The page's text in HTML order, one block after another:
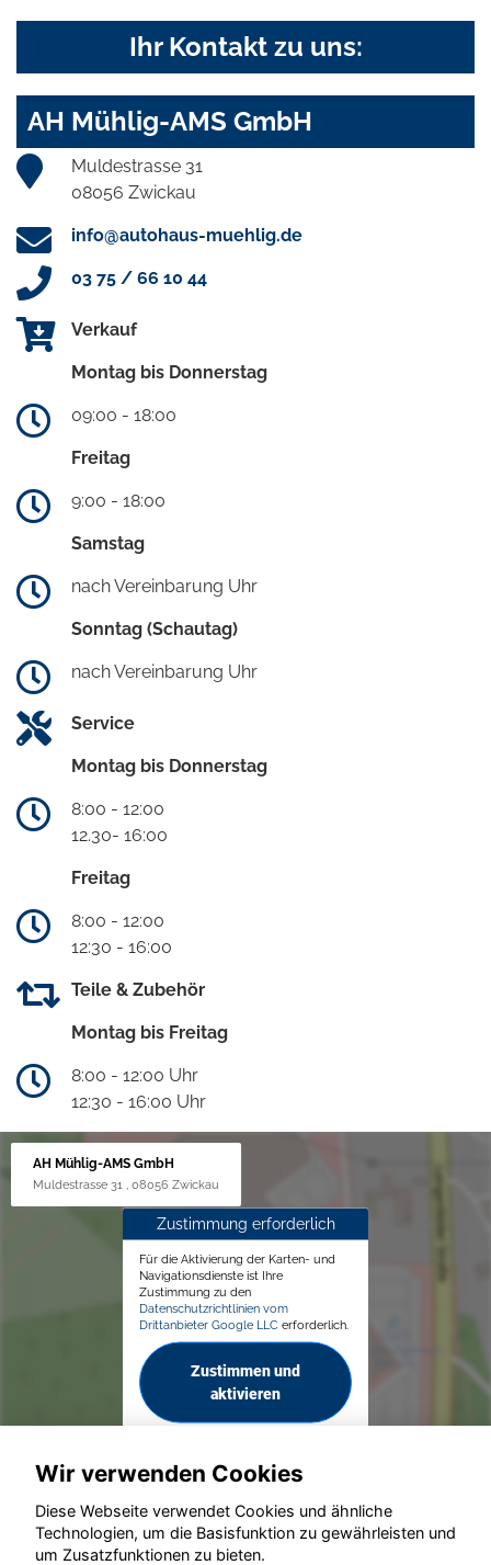
Ihr Kontakt zu uns:
AH Mühlig-AMS GmbH
Muldestrasse 31
08056 Zwickau
info@autohaus-muehlig.de
03 75 / 66 10 44
Verkauf
Montag bis Donnerstag
09:00 - 18:00
Freitag
9:00 - 18:00
Samstag
nach Vereinbarung Uhr
Sonntag (Schautag)
nach Vereinbarung Uhr
Service
Montag bis Donnerstag
8:00 - 12:00
12.30- 16:00
Freitag
8:00 - 12:00
12:30 - 16:00
Teile & Zubehör
Montag bis Freitag
8:00 - 12:00 Uhr
12:30 - 16:00 Uhr
AH Mühlig-AMS GmbH
Muldestrasse 31 , 08056 Zwickau
Zustimmung erforderlich
Für die Aktivierung der Karten- und
Navigationsdienste ist Ihre
Zustimmung zu den
Datenschutzrichtlinien vom
Drittanbieter Google LLC erforderlich.
Zustimmen und
aktivieren
© konjunkturmotor.de GmbH 2020 - 2026
Wir verwenden Cookies
Diese Webseite verwendet Cookies und ähnliche
Technologien, um die Basisfunktion zu gewährleisten und
um Zusatzfunktionen zu bieten.